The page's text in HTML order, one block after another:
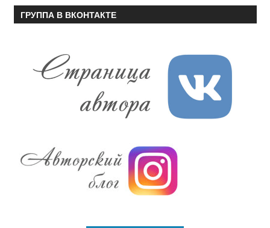
ГРУППА В ВКОНТАКТЕ